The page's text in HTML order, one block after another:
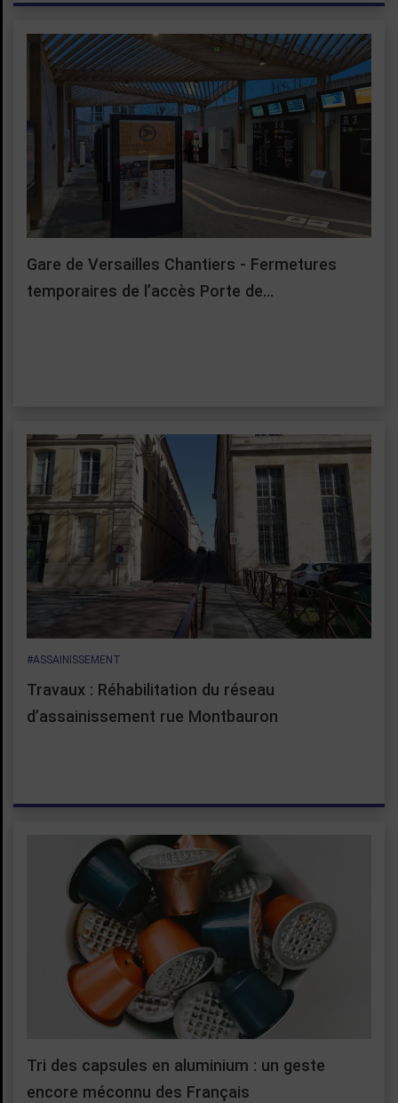
Gare de Versailles Chantiers - Fermetures
temporaires de l’accès Porte de…
#ASSAINISSEMENT
Travaux : Réhabilitation du réseau
d’assainissement rue Montbauron
Tri des capsules en aluminium : un geste
encore méconnu des Français